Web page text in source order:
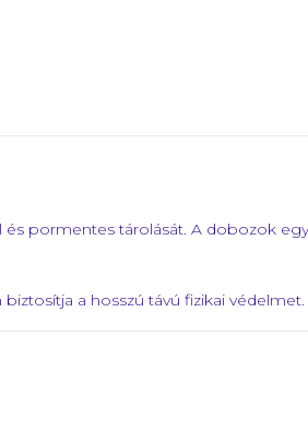
pormentes tárolását. A dobozok
a hosszú távú fizikai védelmet.